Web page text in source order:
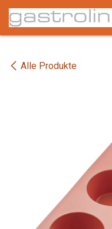
Zum Inhalt springen
Alle Produkte